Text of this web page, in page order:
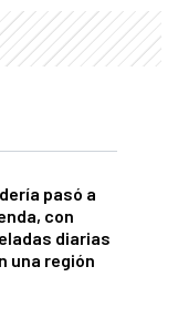
pasó a
con
diarias
una región